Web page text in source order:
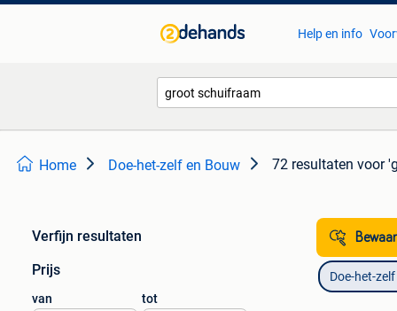
Help en info
Home Doe-het-zelf en Bouw 72 resultaten voor
Verfijn resultaten
Prijs
van tot
Doe-het-